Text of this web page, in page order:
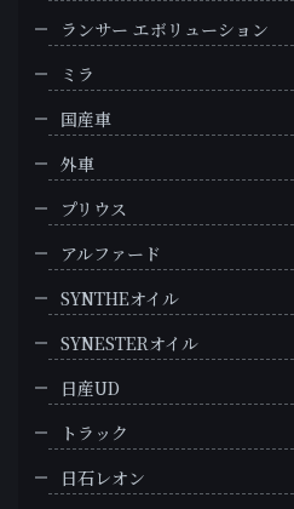
ランサー エボリューション
ミラ
国産車
外車
プリウス
アルファード
SYNTHEオイル
SYNESTERオイル
日産UD
トラック
日石レオン